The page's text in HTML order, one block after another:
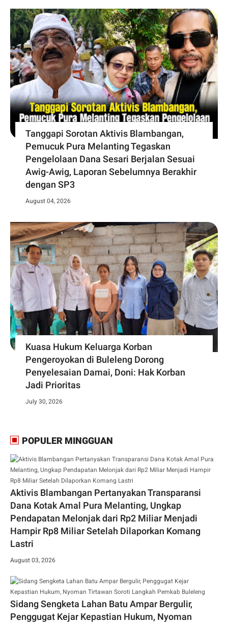
Tanggapi Sorotan Aktivis Blambangan,
Pemucuk Pura Melanting Tegaskan
Pengelolaan Dana Sesari Berjalan Sesuai
Awig-Awig, Laporan Sebelumnya Berakhir
dengan SP3
August 04, 2026
Kuasa Hukum Keluarga Korban
Pengeroyokan di Buleleng Dorong
Penyelesaian Damai, Doni: Hak Korban
Jadi Prioritas
July 30, 2026
POPULER MINGGUAN
Aktivis Blambangan Pertanyakan Transparansi
Dana Kotak Amal Pura Melanting, Ungkap
Pendapatan Melonjak dari Rp2 Miliar Menjadi
Hampir Rp8 Miliar Setelah Dilaporkan Komang
Lastri
August 03, 2026
Sidang Sengketa Lahan Batu Ampar Bergulir,
Penggugat Kejar Kepastian Hukum, Nyoman